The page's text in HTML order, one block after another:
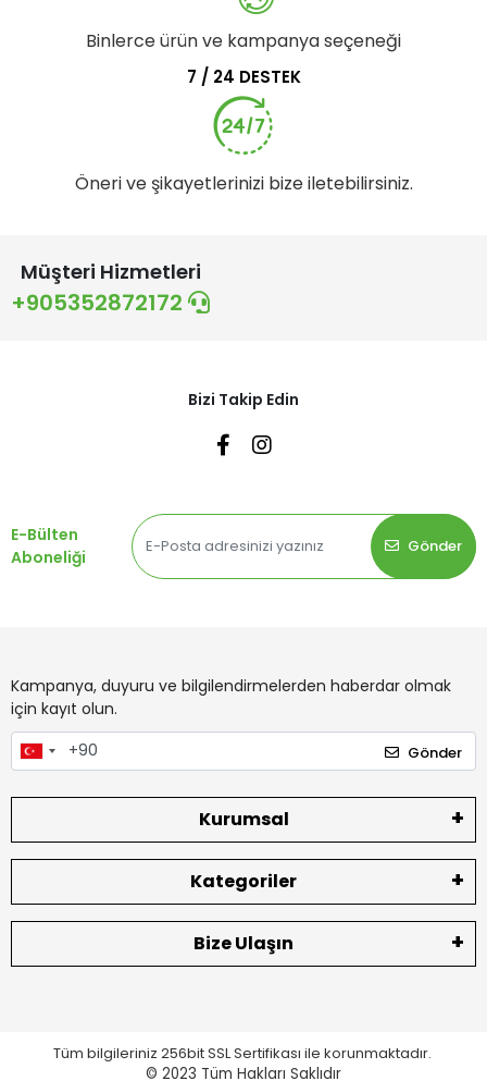
Binlerce ürün ve kampanya seçeneği
7 / 24 DESTEK
Öneri ve şikayetlerinizi bize iletebilirsiniz.
Müşteri Hizmetleri
+905352872172
Bizi Takip Edin
E-Bülten
Aboneliği
Gönder
Kampanya, duyuru ve bilgilendirmelerden haberdar olmak
için kayıt olun.
Gönder
Kurumsal
Kategoriler
Bize Ulaşın
Tüm bilgileriniz 256bit SSL Sertifikası ile korunmaktadır.
© 2023 Tüm Hakları Saklıdır